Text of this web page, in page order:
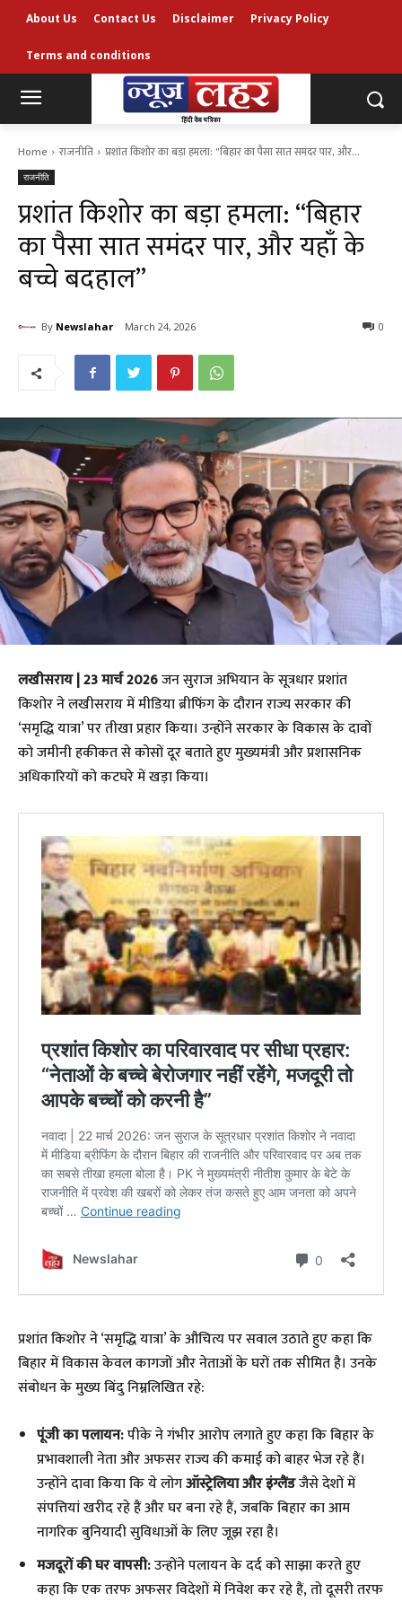
About Us Contact Us Disclaimer Privacy Policy
Terms and conditions
Home राजनीति प्रशांत किशोर का बड़ा हमला: "बिहार का पैसा सात समंदर पार, और...
राजनीति
प्रशांत किशोर का बड़ा हमला: “बिहार
का पैसा सात समंदर पार, और यहाँ के
बच्चे बदहाल”
By Newslahar March 24, 2026 0
लखीसराय | 23 मार्च 2026जन सुराज अभियान के सूत्रधार प्रशांत
किशोर ने लखीसराय में मीडिया ब्रीफिंग के दौरान राज्य सरकार की
‘समृद्धि यात्रा’ पर तीखा प्रहार किया। उन्होंने सरकार के विकास के दावों
को जमीनी हकीकत से कोसों दूर बताते हुए मुख्यमंत्री और प्रशासनिक
अधिकारियों को कटघरे में खड़ा किया।
​प्रशांत किशोर ने ‘समृद्धि यात्रा’ के औचित्य पर सवाल उठाते हुए कहा कि
बिहार में विकास केवल कागजों और नेताओं के घरों तक सीमित है। उनके
संबोधन के मुख्य बिंदु निम्नलिखित रहे:
पूंजी का पलायन:पीके ने गंभीर आरोप लगाते हुए कहा कि बिहार के
प्रभावशाली नेता और अफसर राज्य की कमाई को बाहर भेज रहे हैं।
उन्होंने दावा किया कि ये लोगऑस्ट्रेलिया और इंग्लैंडजैसे देशों में
संपत्तियां खरीद रहे हैं और घर बना रहे हैं, जबकि बिहार का आम
नागरिक बुनियादी सुविधाओं के लिए जूझ रहा है।
मजदूरों की घर वापसी:उन्होंने पलायन के दर्द को साझा करते हुए
कहा कि एक तरफ अफसर विदेशों में निवेश कर रहे हैं, तो दूसरी तरफ